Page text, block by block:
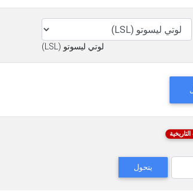
لوتي ليسوتو (LSL)
يتحول